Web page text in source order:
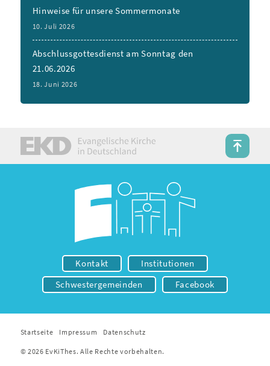
Hinweise für unsere Sommermonate
10. Juli 2026
Abschlussgottesdienst am Sonntag den
21.06.2026
18. Juni 2026
Kontakt
Institutionen
Schwestergemeinden
Facebook
Startseite Impressum Datenschutz
© 2026 EvKiThes. Alle Rechte vorbehalten.